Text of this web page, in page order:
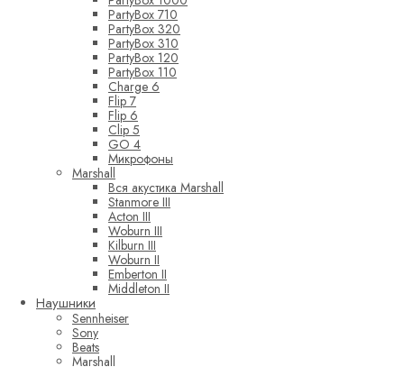
PartyBox 710
PartyBox 320
PartyBox 310
PartyBox 120
PartyBox 110
Charge 6
Flip 7
Flip 6
Clip 5
GO 4
Микрофоны
Marshall
Вся акустика Marshall
Stanmore III
Acton III
Woburn III
Kilburn III
Woburn II
Emberton II
Middleton II
Наушники
Sennheiser
Sony
Beats
Marshall